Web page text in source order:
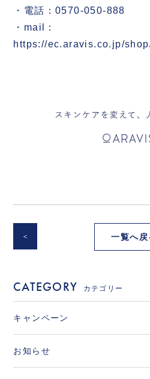
・電話：0570-050-888
・mail：
https://ec.aravis.co.jp/
＜ 一覧へ戻
CATEGORY カテゴリー
キャンペーン
お知らせ